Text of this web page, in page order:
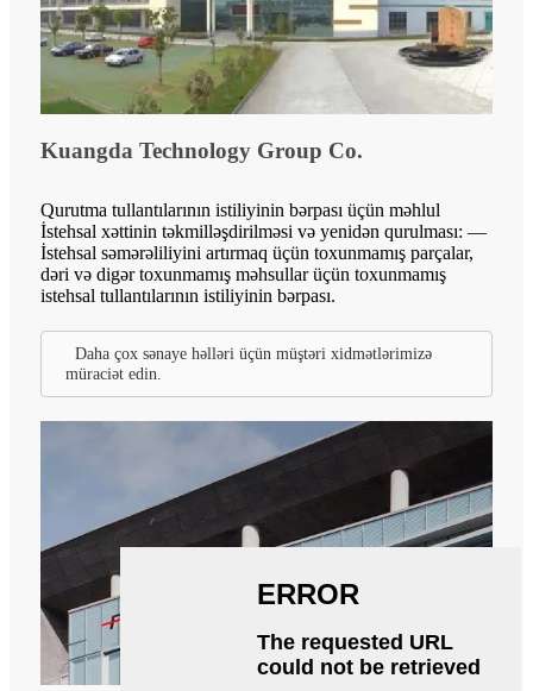
Kuangda Technology Group Co.
Qurutma tullantılarının istiliyinin bərpası üçün məhlul
İstehsal xəttinin təkmilləşdirilməsi və yenidən qurulması: —
İstehsal səmərəliliyini artırmaq üçün toxunmamış parçalar,
dəri və digər toxunmamış məhsullar üçün toxunmamış
istehsal tullantılarının istiliyinin bərpası.
Daha çox sənaye həlləri üçün müştəri xidmətlərimizə
müraciət edin.